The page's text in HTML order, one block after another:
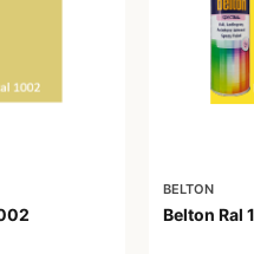
BELTON
Belton Ral